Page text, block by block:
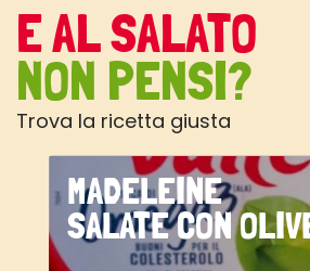
E AL SALATO
NON PENSI?
Trova la ricetta giusta
MADELEINE
SALATE CON